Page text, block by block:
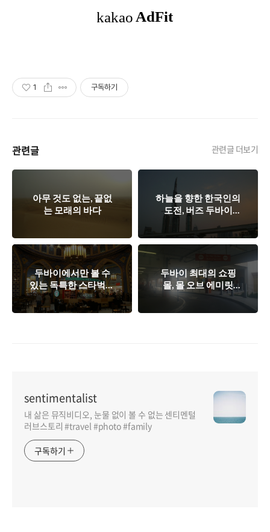
1 구독하기
관련글 관련글 더보기
아무 것도 없는, 끝없
는 모래의 바다
하늘을 향한 한국인의
도전, 버즈 두바이
두바이에서만 볼 수
있는 독특한 스타벅스
인테리어
두바이 최대의 쇼핑
몰, 몰 오브 에미릿
(Mall of Emirates)
sentimentalist
내 삶은 뮤직비디오, 눈물 없이 볼 수 없는 센티멘털
러브스토리 #travel #photo #family
구독하기